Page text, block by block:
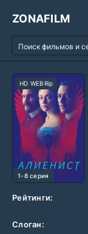
ZONAFILM
HD WEBRip
1-8 серия
1
2 3
Рейтинги:
Слоган: